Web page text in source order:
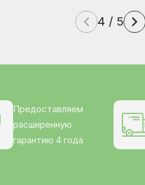
4 / 5
Предоставляем
расширенную
гарантию 4 года